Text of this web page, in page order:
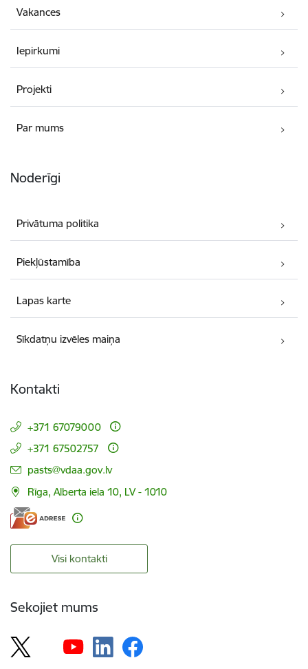
Vakances
Iepirkumi
Projekti
Par mums
Noderīgi
Privātuma politika
Piekļūstamība
Lapas karte
Sīkdatņu izvēles maiņa
Kontakti
+371 67079000
+371 67502757
E-pasts:
pasts@vdaa.gov.lv
Rīga, Alberta iela 10, LV - 1010
Visi kontakti
Sekojiet mums